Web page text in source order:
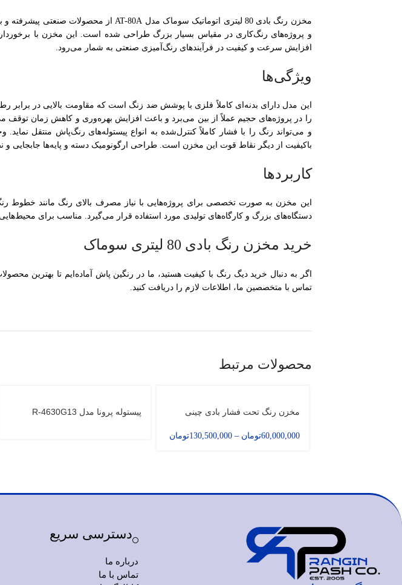
و پروژه‌های رنگ‌کاری در مقیاس بسیار بزرگ طراحی شده است. این مخزن با برخورداری
افزایش سرعت و کیفیت در فرآیندهای رنگ‌آمیزی صنعتی به شمار می‌رود.
ویژگی‌ها
را در پروژه‌های حجیم عملاً از بین می‌برد و باعث افزایش بهره‌وری و کاهش زمان توقف
و می‌تواند رنگ را با فشار کاملاً کنترل‌شده به انواع پیستوله‌های رنگ‌پاش منتقل
باکیفیت از دیگر نقاط قوت این مخزن است. طراحی ارگونومیک دسته و پایه‌ها جابجایی
کاربردها
این مخزن به صورت تخصصی برای پروژه‌هایی با نیاز مصرف بالای رنگ مانند خطوط
دستگاه‌های بزرگ و کارگاه‌های تولیدی مورد استفاده قرار می‌گیرد. مناسب برای
خرید مخزن رنگ بادی 80 لیتری سوماک
اگر به دنبال خرید دیگ رنگ با کیفیت هستید، ما در رنگین پاش آماده‌ایم تا بهترین
تماس با متخصصین ما، اطلاعات لازم را دریافت کنید.
محصولات مرتبط
مخزن رنگ تحت فشار بادی چینی
60,000,000تومان –
130,500,000تومان
پیستوله پرونا مدل R-4630G13
دسترسی سریع
درباره ما
تماس با ما